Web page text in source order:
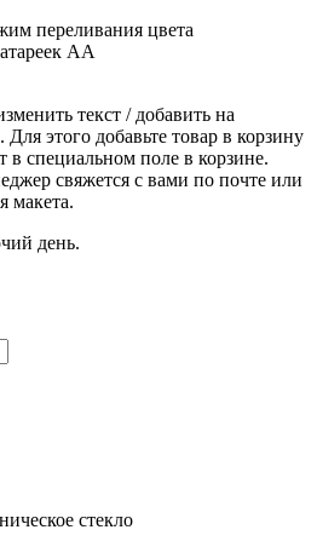
переливания цвета
АА
текст / добавить на
этого добавьте товар в корзину
в специальном поле в корзине.
свяжется с вами по почте или
макета.
день.
стекло